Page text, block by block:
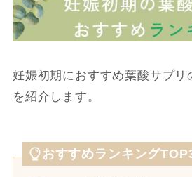
妊娠初期におすすめ葉酸サプリ
を紹介します。
おすすめランキング